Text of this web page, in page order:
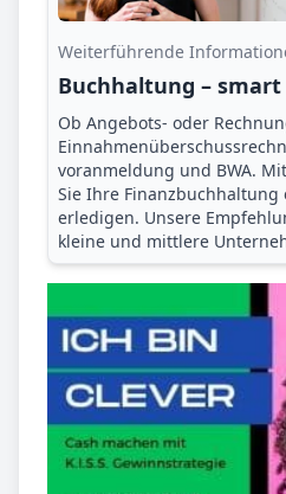
Weiterführende
Buchhaltung –
Ob Angebots- oder
voranmeldung und BWA.
Sie Ihre
erledigen. Unsere
kleine und mittlere